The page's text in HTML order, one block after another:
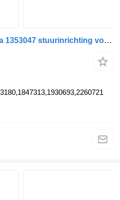
TRW Steering box Scania 1353047 stuurinrichting voor TRW vrachtwagen